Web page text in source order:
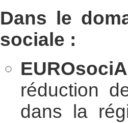
Dans le
sociale :
réduction
dans la